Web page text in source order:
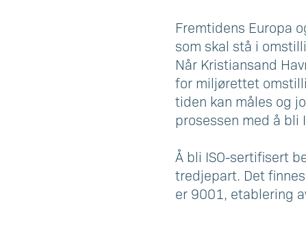
Fremtidens Europa
som skal stå i
Når Kristiansand
for miljørettet
tiden kan måles og
prosessen med å bli
Å bli ISO-sertifisert
tredjepart. Det
er 9001, etablering